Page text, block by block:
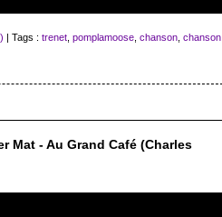
| Tags : trenet, pomplamoose, chanson, chanson
Mat - Au Grand Café (Charles